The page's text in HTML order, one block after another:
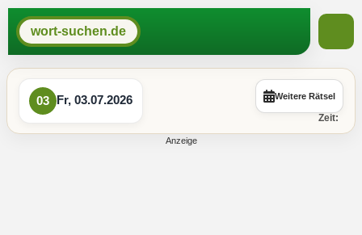
wort-suchen.de
03 Fr, 03.07.2026 Weitere Rätsel
Zeit: